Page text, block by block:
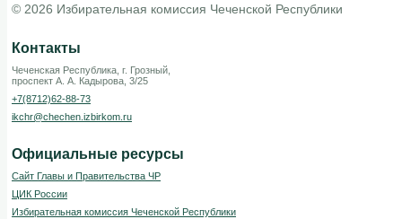
© 2026 Избирательная комиссия Чеченской Республики
Контакты
Чеченская Республика, г. Грозный,
проспект А. А. Кадырова, 3/25
+7(8712)62-88-73
ikchr@chechen.izbirkom.ru
Официальные ресурсы
Сайт Главы и Правительства ЧР
ЦИК России
Избирательная комиссия Чеченской Республики